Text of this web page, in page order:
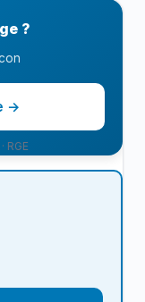
?
→
RGE